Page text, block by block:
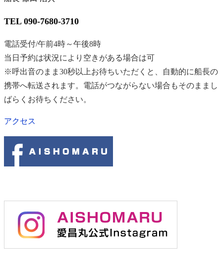
TEL 090-7680-3710
電話受付/午前4時～午後8時
当日予約は状況により空きがある場合は可
※呼出音のまま30秒以上お待ちいただくと、自動的に船長の
携帯へ転送されます。電話がつながらない場合もそのままし
ばらくお待ちください。
アクセス